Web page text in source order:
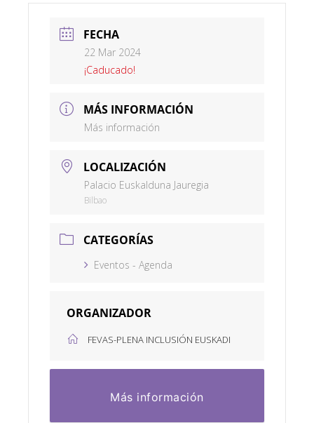
FECHA
22 Mar 2024
¡Caducado!
MÁS INFORMACIÓN
Más información
LOCALIZACIÓN
Palacio Euskalduna Jauregia
Bilbao
CATEGORÍAS
Eventos - Agenda
ORGANIZADOR
FEVAS-PLENA INCLUSIÓN EUSKADI
Más información